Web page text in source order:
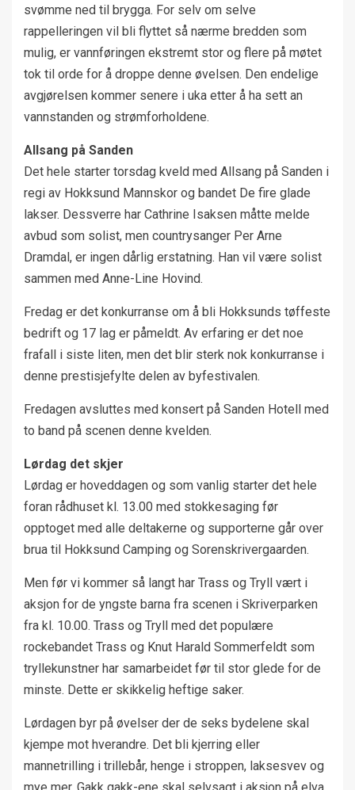
svømme ned til brygga. For selv om selve
rappelleringen vil bli flyttet så nærme bredden som
mulig, er vannføringen ekstremt stor og flere på møtet
tok til orde for å droppe denne øvelsen. Den endelige
avgjørelsen kommer senere i uka etter å ha sett an
vannstanden og strømforholdene.
Allsang på Sanden
Det hele starter torsdag kveld med Allsang på Sanden i
regi av Hokksund Mannskor og bandet De fire glade
lakser. Dessverre har Cathrine Isaksen måtte melde
avbud som solist, men countrysanger Per Arne
Dramdal, er ingen dårlig erstatning. Han vil være solist
sammen med Anne-Line Hovind.
Fredag er det konkurranse om å bli Hokksunds tøffeste
bedrift og 17 lag er påmeldt. Av erfaring er det noe
frafall i siste liten, men det blir sterk nok konkurranse i
denne prestisjefylte delen av byfestivalen.
Fredagen avsluttes med konsert på Sanden Hotell med
to band på scenen denne kvelden.
Lørdag det skjer
Lørdag er hoveddagen og som vanlig starter det hele
foran rådhuset kl. 13.00 med stokkesaging før
opptoget med alle deltakerne og supporterne går over
brua til Hokksund Camping og Sorenskrivergaarden.
Men før vi kommer så langt har Trass og Tryll vært i
aksjon for de yngste barna fra scenen i Skriverparken
fra kl. 10.00. Trass og Tryll med det populære
rockebandet Trass og Knut Harald Sommerfeldt som
tryllekunstner har samarbeidet før til stor glede for de
minste. Dette er skikkelig heftige saker.
Lørdagen byr på øvelser der de seks bydelene skal
kjempe mot hverandre. Det bli kjerring eller
mannetrilling i trillebår, henge i stroppen, laksesvev og
mye mer. Gakk gakk-ene skal selvsagt i aksjon på elva